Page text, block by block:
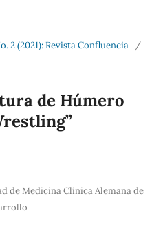
2 (2021): Revista Confluencia
/
de Húmero
de Medicina Clínica Alemana de